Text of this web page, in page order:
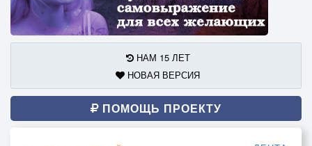
НАМ 15 ЛЕТ
НОВАЯ ВЕРСИЯ
ПОМОЩЬ ПРОЕКТУ